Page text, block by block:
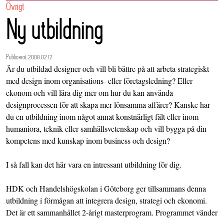
Övrigt
Ny utbildning
Publicerat 2008.02.12
Är du utbildad designer och vill bli bättre på att arbeta strategiskt
med design inom organisations- eller företagsledning? Eller
ekonom och vill lära dig mer om hur du kan använda
designprocessen för att skapa mer lönsamma affärer? Kanske har
du en utbildning inom något annat konstnärligt fält eller inom
humaniora, teknik eller samhällsvetenskap och vill bygga på din
kompetens med kunskap inom business och design?
I så fall kan det här vara en intressant utbildning för dig.
HDK och Handelshögskolan i Göteborg ger tillsammans denna
utbildning i förmågan att integrera design, strategi och ekonomi.
Det är ett sammanhållet 2-årigt masterprogram. Programmet vänder